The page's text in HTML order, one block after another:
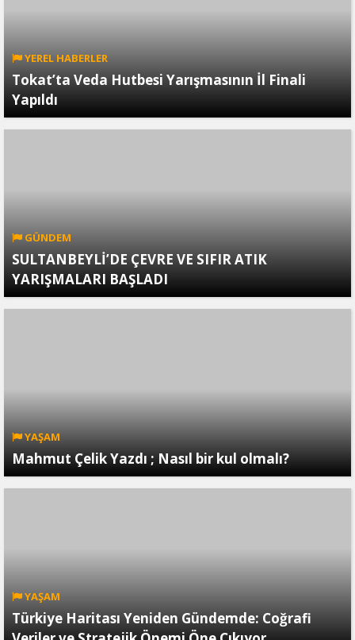
YEREL HABERLER
Tokat’ta Veda Hutbesi Yarışmasının İl Finali
Yapıldı
GÜNDEM
SULTANBEYLİ’DE ÇEVRE VE SIFIR ATIK
YARIŞMALARI BAŞLADI
YAŞAM
Mahmut Çelik Yazdı ; Nasıl bir kul olmalı?
YAŞAM
Türkiye Haritası Yeniden Gündemde: Coğrafi